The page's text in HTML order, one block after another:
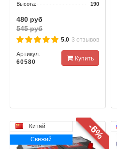
Высота:
190
480 руб
545 руб
5.0 3 отзывов
Артикул:
60580
Купить
Китай
Свежий
-6%